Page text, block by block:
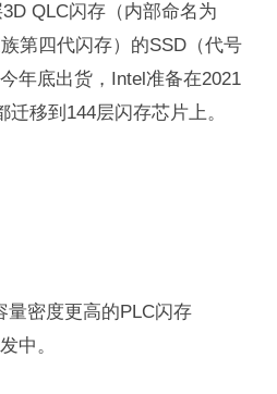
QLC闪存（内部命名为
第四代闪存）的SSD（代号
年底出货，Intel准备在2021
移到144层闪存芯片上。
量密度更高的PLC闪存
中。